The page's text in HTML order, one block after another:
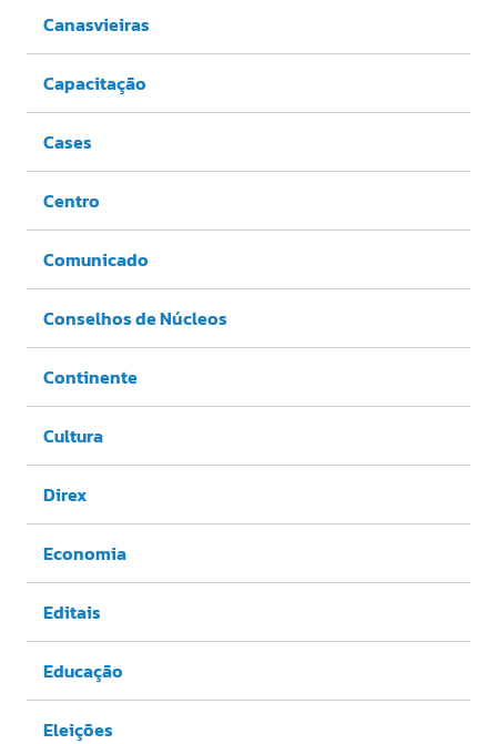
Canasvieiras
Capacitação
Cases
Centro
Comunicado
Conselhos de Núcleos
Continente
Cultura
Direx
Economia
Editais
Educação
Eleições